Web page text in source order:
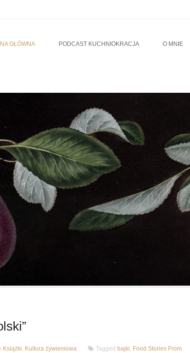
GŁÓWNA PODCAST KUCHNIOKRACJA O MNIE
Książki, Kultura żywieniowa Tagged bajki, Food Stories From